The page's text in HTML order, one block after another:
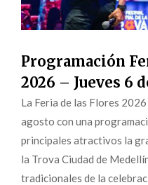
Programación
2026 – Jueves 6
La Feria de las Flores
agosto con una
principales atractivos la
la Trova Ciudad de
tradicionales de la